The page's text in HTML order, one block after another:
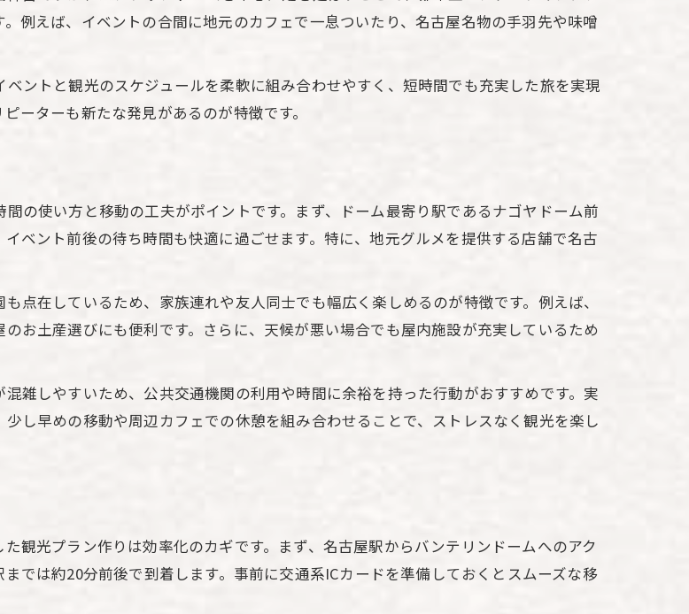
とドーム周辺カフェで癒し体験
機中に楽しみたい名古屋のカフェ案内
らバンテリンドームまでの移動ポイント
とドーム周辺スポットの選び方
訪れたい注目スポット徹底ガイド
で時間を有効活用する秘訣
例えば、イベントの合間に地元のカフェで一息ついたり、名古屋名物の手羽先や味噌
ントと観光のスケジュールを柔軟に組み合わせやすく、短時間でも充実した旅を実現
ーターも新たな発見があるのが特徴です。
の使い方と移動の工夫がポイントです。まず、ドーム最寄り駅であるナゴヤドーム前
ベント前後の待ち時間も快適に過ごせます。特に、地元グルメを提供する店舗で名古
点在しているため、家族連れや友人同士でも幅広く楽しめるのが特徴です。例えば、
お土産選びにも便利です。さらに、天候が悪い場合でも屋内施設が充実しているため
雑しやすいため、公共交通機関の利用や時間に余裕を持った行動がおすすめです。実
し早めの移動や周辺カフェでの休憩を組み合わせることで、ストレスなく観光を楽し
観光プラン作りは効率化のカギです。まず、名古屋駅からバンテリンドームへのアク
では約20分前後で到着します。事前に交通系ICカードを準備しておくとスムーズな移